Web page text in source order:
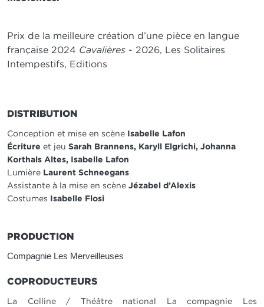
Prix de la meilleure création d’une pièce en langue
française 2024 Cavalières - 2026, Les Solitaires
Intempestifs, Editions
DISTRIBUTION
Conception et mise en scène Isabelle Lafon
Écriture et jeu Sarah Brannens, Karyll Elgrichi, Johanna
Korthals Altes, Isabelle Lafon
Lumière Laurent Schneegans
Assistante à la mise en scène Jézabel d’Alexis
Costumes Isabelle Flosi
PRODUCTION
Compagnie Les Merveilleuses
COPRODUCTEURS
La Colline / Théâtre national La compagnie Les